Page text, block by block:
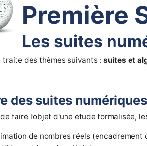
Première
Les suites
traite des thèmes suivants :suites et
des suites numériques
faire l’objet d'une étude formalisée,
de nombres réels (encadrement